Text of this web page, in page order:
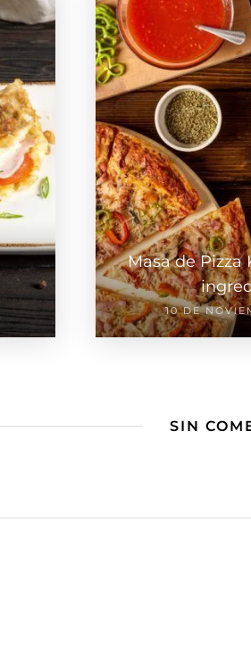
Masa de Pizza
10 DE
SIN